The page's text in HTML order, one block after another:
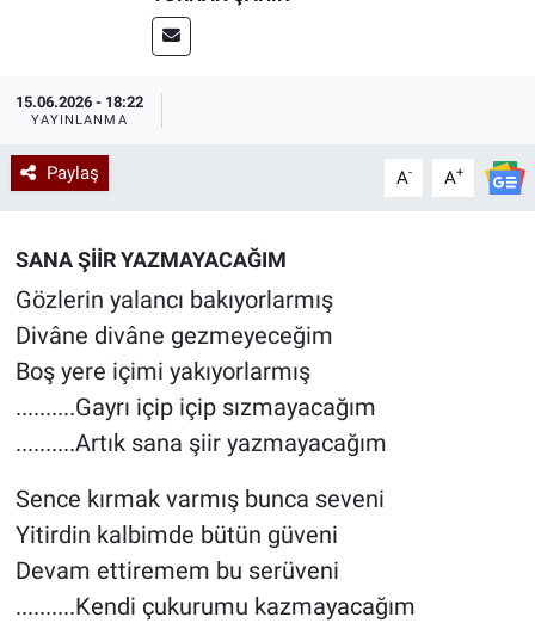
15.06.2026 - 18:22
YAYINLANMA
Paylaş A- A+
SANA ŞİİR YAZMAYACAĞIM
Gözlerin yalancı bakıyorlarmış
Divâne divâne gezmeyeceğim
Boş yere içimi yakıyorlarmış
..........Gayrı içip içip sızmayacağım
..........Artık sana şiir yazmayacağım
Sence kırmak varmış bunca seveni
Yitirdin kalbimde bütün güveni
Devam ettiremem bu serüveni
..........Kendi çukurumu kazmayacağım
Kadın & Aile
Kültür & Sanat
Sağlık
Teknoloji
Yazarlar
Astroloji-Rüya